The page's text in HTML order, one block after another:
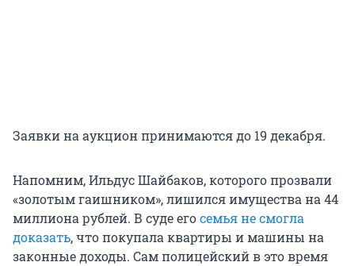
Заявки на аукцион принимаются до 19 декабря.
Напомним, Ильдус Шайбаков, которого прозвали
«золотым гаишником», лишился имущества на 44
миллиона рублей. В суде егосемья не смогла
доказать, что покупала квартиры и машины на
законные доходы. Сам полицейский в это время